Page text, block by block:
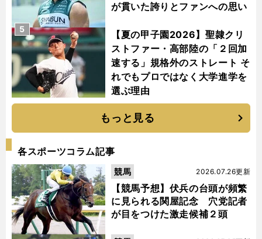
が貫いた誇りとファンへの思い
【夏の甲子園2026】聖隷クリ
ストファー・高部陸の「２回加
速する」規格外のストレート そ
れでもプロではなく大学進学を
選ぶ理由
5
もっと見る
各スポーツコラム記事
【競馬予想】伏兵の台頭が頻繁
に見られる関屋記念 穴党記者
が目をつけた激走候補２頭
2026.07.26更新
競馬